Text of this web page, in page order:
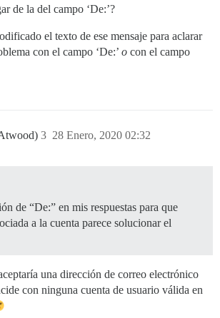
de la del campo ‘De:’?
el texto de ese mensaje para aclarar
con el campo ‘De:’ o con el campo
28 Enero, 2020 02:32
3
de “De:” en mis respuestas para que
a la cuenta parece solucionar el
una dirección de correo electrónico
con ninguna cuenta de usuario válida en